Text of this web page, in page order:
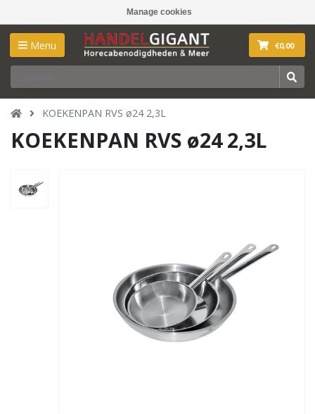
Manage cookies
Menu €0,00
KOEKENPAN RVS ø24 2,3L
KOEKENPAN RVS ø24 2,3L